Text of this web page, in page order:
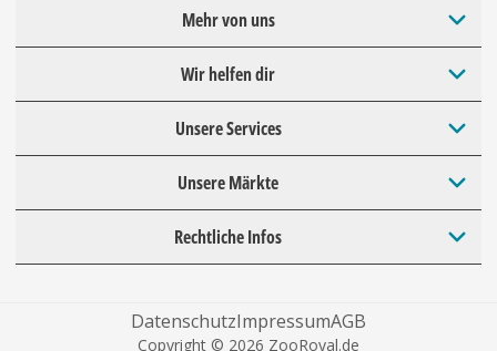
Mehr von uns
Wir helfen dir
Unsere Services
Unsere Märkte
Rechtliche Infos
DatenschutzImpressumAGB
Copyright © 2026 ZooRoyal.de